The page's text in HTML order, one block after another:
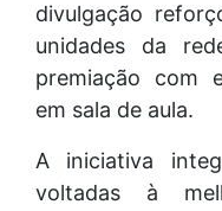
divulgação
unidades da
premiação com
em sala de aula.
A iniciativa
voltadas à